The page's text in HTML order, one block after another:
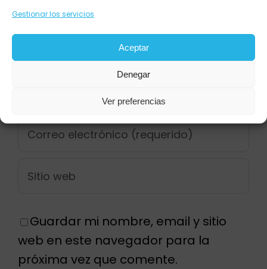
Gestionar los servicios
Aceptar
Denegar
Ver preferencias
Guardar mi nombre, email y sitio
web en este navegador para la
próxima vez que comente.